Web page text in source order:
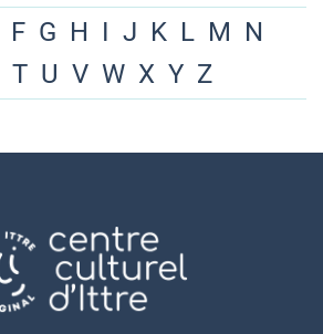
F G H I J K L M N
T U V W X Y Z